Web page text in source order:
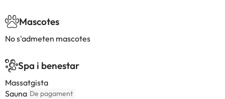
Mascotes
No s'admeten mascotes
Spa i benestar
Massatgista
Sauna De pagament